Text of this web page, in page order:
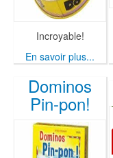
Incroyable!
En savoir plus...
Dominos
Pin-pon!